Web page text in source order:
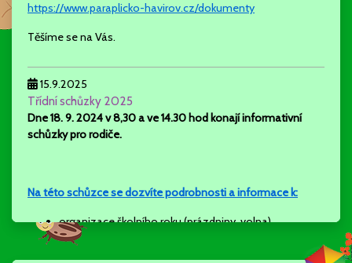
https://www.paraplicko-havirov.cz/dokumenty
Těšíme se na Vás.
15.9.2025
Třídní schůzky 2025
Dne 18. 9. 2024 v 8,30 a ve 14.30 hod konajíinformativní
schůzky pro rodiče.
Na této schůzce se dozvíte podrobnosti a informace k:
organizace školního roku (prázdniny, volna)
rozdělení dětí do tříd
akce a aktivity školy (odpolední aktivity, projekty tříd a